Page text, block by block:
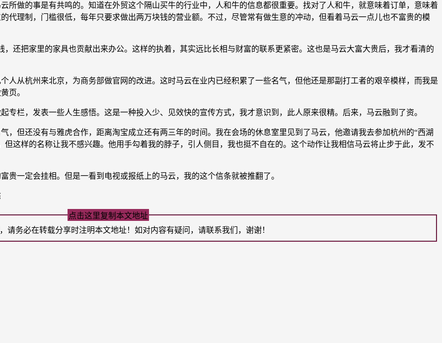
做的事是有共鸣的。知道在外贸这个隔山买牛的行业中，人和牛的信息都很重要。找对了人和牛，就意味着订单，意味着
代理制，门槛很低，每年只要求做出两万块钱的营业额。不过，尽管常有做生意的冲动，但看着马云一点儿也不富贵的模
把家里的家具也贡献出来办公。这样的执着，其实远比长相与财富的联系更紧密。这也是马云大富大贵后，我才看清的
从杭州来北京，为商务部做官网的改进。这时马云在业内已经积累了一些名气，但他还是那副打工者的艰辛模样，而我是
页。
栏，发表一些人生感悟。这是一种投入少、见效快的宣传方式，我才意识到，此人原来很精。后来，马云融到了资。
但还没有与雅虎合作，距离淘宝成立还有两三年的时间。我在会场的休息室里见到了马云，他邀请我去参加杭州的“西湖
这样的名称让我不感兴趣。他用手勾着我的脖子，引人侧目，我也挺不自在的。这个动作让我相信马云将止步于此，发不
一定会挂相。但是一看到电视或报纸上的马云，我的这个信条就被推翻了。
点击这里复制本文地址
请务必在转载分享时注明本文地址！如对内容有疑问，请联系我们，谢谢！